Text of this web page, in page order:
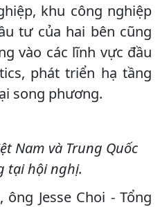
khu công nghiệp
tư của hai bên cũng
vào các lĩnh vực đầu
phát triển hạ tầng
song phương.
Nam và Trung Quốc
tại hội nghị.
Jesse Choi - Tổng